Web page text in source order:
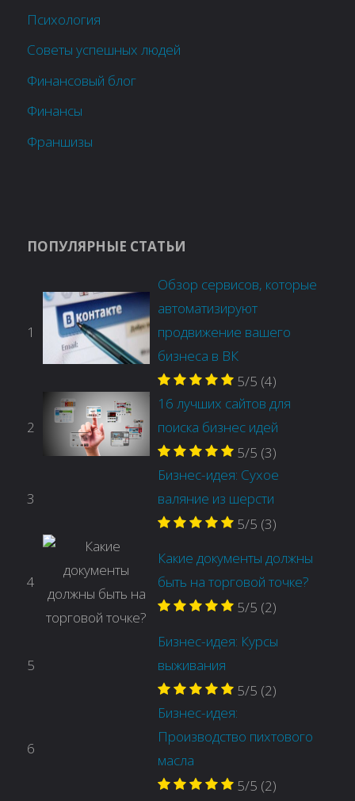
Психология
Советы успешных людей
Финансовый блог
Финансы
Франшизы
ПОПУЛЯРНЫЕ СТАТЬИ
1
Обзор сервисов, которые
автоматизируют
продвижение вашего
бизнеса в ВК
5/5 (4)
2
16 лучших сайтов для
поиска бизнес идей
5/5 (3)
3
Бизнес-идея: Сухое
валяние из шерсти
5/5 (3)
4
Какие документы должны
быть на торговой точке?
5/5 (2)
5
Бизнес-идея: Курсы
выживания
5/5 (2)
6
Бизнес-идея:
Производство пихтового
масла
5/5 (2)